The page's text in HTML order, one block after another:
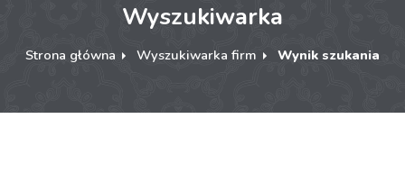
Wyszukiwarka
Strona główna Wyszukiwarka firm Wynik szukania